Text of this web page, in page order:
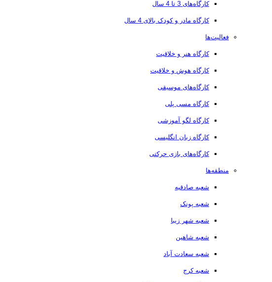
کارگاه‌های 3 تا 4 سال
کارگاه مادر و کودک بالای 4 سال
فعالیت‌ها
کارگاه هنر و خلاقیت
کارگاه هوش و خلاقیت
کارگاه‌های موسیقی
کارگاه مسی پلی
کارگاه لگو آموزشی
کارگاه زبان انگلیسی
کارگاه‌های بازی حرکتی
منطقه‌ها
شعبه صادقیه
شعبه پونک
شعبه شهر زیبا
شعبه شاهین
شعبه سعادت آباد
شعبه کرج